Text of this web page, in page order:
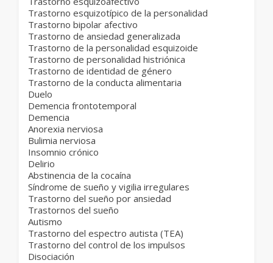
Trastorno esquizotípico de la personalidad
Trastorno bipolar afectivo
Trastorno de ansiedad generalizada
Trastorno de la personalidad esquizoide
Trastorno de personalidad histriónica
Trastorno de identidad de género
Trastorno de la conducta alimentaria
Duelo
Demencia frontotemporal
Demencia
Anorexia nerviosa
Bulimia nerviosa
Insomnio crónico
Delirio
Abstinencia de la cocaína
Síndrome de sueño y vigilia irregulares
Trastorno del sueño por ansiedad
Trastornos del sueño
Autismo
Trastorno del espectro autista (TEA)
Trastorno del control de los impulsos
Disociación